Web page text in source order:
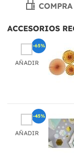
ACCESORIOS
AÑADIR
-65%
AÑADIR
-45%